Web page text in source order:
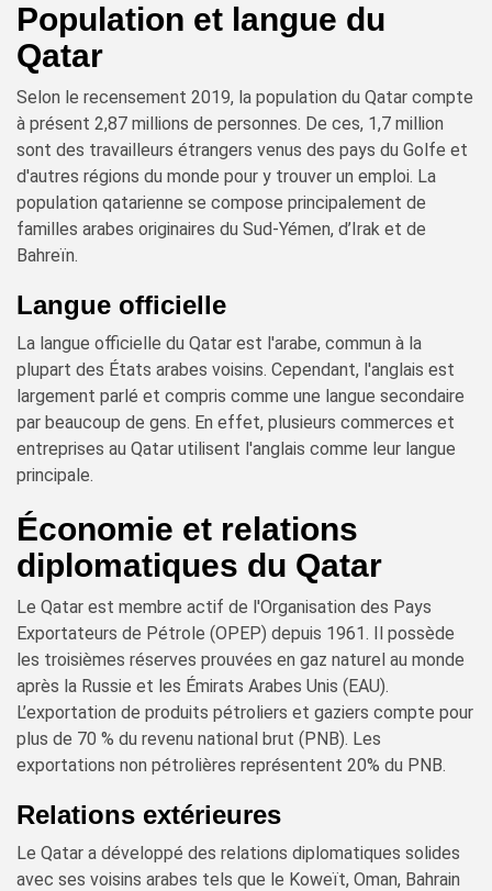
Population et langue du
Qatar
Selon le recensement 2019, la population du Qatar compte
à présent 2,87 millions de personnes. De ces, 1,7 million
sont des travailleurs étrangers venus des pays du Golfe et
d'autres régions du monde pour y trouver un emploi. La
population qatarienne se compose principalement de
familles arabes originaires du Sud-Yémen, d’Irak et de
Bahreïn.
Langue officielle
La langue officielle du Qatar est l'arabe, commun à la
plupart des États arabes voisins. Cependant, l'anglais est
largement parlé et compris comme une langue secondaire
par beaucoup de gens. En effet, plusieurs commerces et
entreprises au Qatar utilisent l'anglais comme leur langue
principale.
Économie et relations
diplomatiques du Qatar
Le Qatar est membre actif de l'Organisation des Pays
Exportateurs de Pétrole (OPEP) depuis 1961. Il possède
les troisièmes réserves prouvées en gaz naturel au monde
après la Russie et les Émirats Arabes Unis (EAU).
L’exportation de produits pétroliers et gaziers compte pour
plus de 70 % du revenu national brut (PNB). Les
exportations non pétrolières représentent 20% du PNB.
Relations extérieures
Le Qatar a développé des relations diplomatiques solides
avec ses voisins arabes tels que le Koweït, Oman, Bahrain